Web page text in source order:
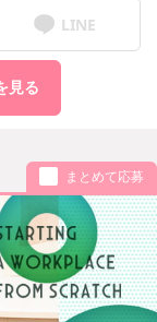
LINE
見る
まとめて応募